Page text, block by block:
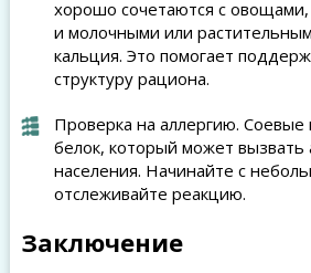
хорошо сочетаются с
и молочными или
кальция. Это помогает
структуру рациона.
Проверка на аллергию.
белок, который может вызвать
населения. Начинайте с
отслеживайте реакцию.
Заключение